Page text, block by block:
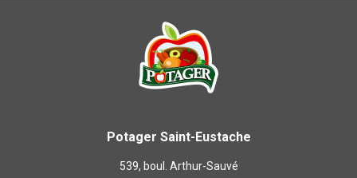
Potager Saint-Eustache
539, boul. Arthur-Sauvé